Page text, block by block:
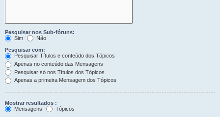
Pesquisar nos Sub-fóruns:
Sim
Não
Pesquisar com:
Pesquisar Títulos e conteúdo dos Tópicos
Apenas no conteúdo das Mensagens
Pesquisar só nos Títulos dos Tópicos
Apenas a primeira Mensagem dos Tópicos
Mostrar resultados :
Mensagens
Tópicos